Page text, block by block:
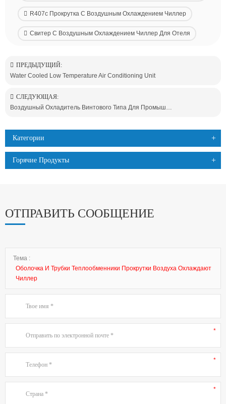
R407c Прокрутка С Воздушным Охлаждением Чиллер
Свитер С Воздушным Охлаждением Чиллер Для Отеля
ПРЕДЫДУЩИЙ:
Water Cooled Low Temperature Air Conditioning Unit
СЛЕДУЮЩАЯ:
Воздушный Охладитель Винтового Типа Для Промышленного Использования
Категории
Горячие Продукты
ОТПРАВИТЬ СООБЩЕНИЕ
Тема :
Оболочка И Трубки Теплообменники Прокрутки Воздуха Охлаждают
Чиллер